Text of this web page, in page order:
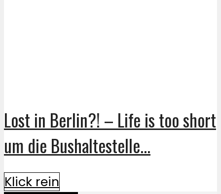
Lost in Berlin?! – Life is too short
um die Bushaltestelle...
Klick rein